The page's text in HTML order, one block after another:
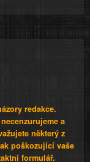
redakce.
a
některý z
poškozující vaše
formulář.